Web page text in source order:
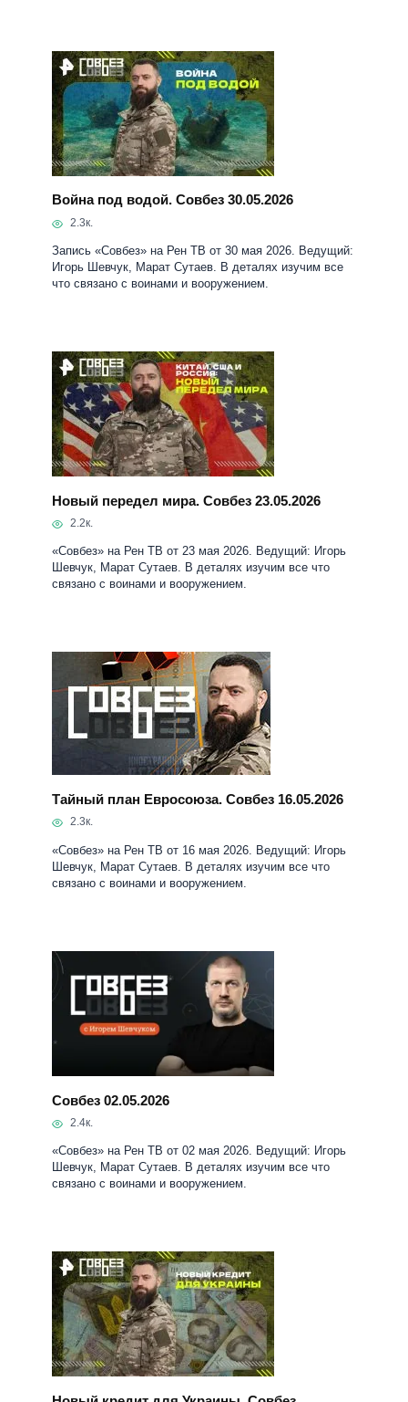
Война под водой. Совбез 30.05.2026
2.3к.
Запись «Совбез» на Рен ТВ от 30 мая 2026. Ведущий:
Игорь Шевчук, Марат Сутаев. В деталях изучим все
что связано с воинами и вооружением.
Новый передел мира. Совбез 23.05.2026
2.2к.
«Совбез» на Рен ТВ от 23 мая 2026. Ведущий: Игорь
Шевчук, Марат Сутаев. В деталях изучим все что
связано с воинами и вооружением.
Тайный план Евросоюза. Совбез 16.05.2026
2.3к.
«Совбез» на Рен ТВ от 16 мая 2026. Ведущий: Игорь
Шевчук, Марат Сутаев. В деталях изучим все что
связано с воинами и вооружением.
Совбез 02.05.2026
2.4к.
«Совбез» на Рен ТВ от 02 мая 2026. Ведущий: Игорь
Шевчук, Марат Сутаев. В деталях изучим все что
связано с воинами и вооружением.